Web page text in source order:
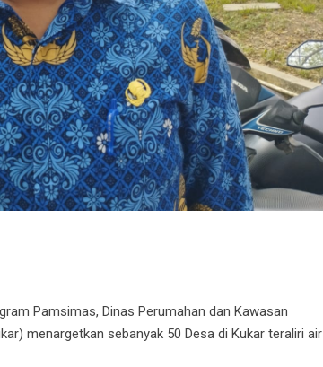
Pamsimas, Dinas Perumahan dan Kawasan
menargetkan sebanyak 50 Desa di Kukar teraliri air